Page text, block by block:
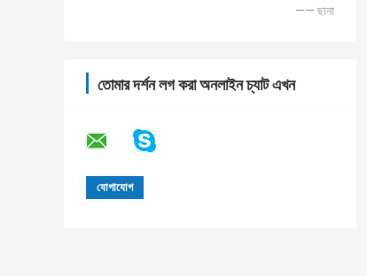
—— ছানা
তোমার দর্শন লগ করা অনলাইন চ্যাট এখন